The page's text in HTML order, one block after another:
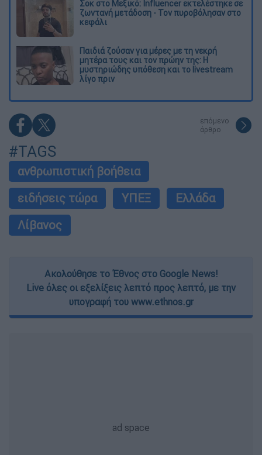
Σοκ στο Μεξικό: Influencer εκτελέστηκε σε
ζωντανή μετάδοση - Τον πυροβόλησαν στο
κεφάλι
Παιδιά ζούσαν για μέρες με τη νεκρή
μητέρα τους και τον πρώην της: Η
μυστηριώδης υπόθεση και το livestream
λίγο πριν
επόμενο
άρθρο
#TAGS
ανθρωπιστική βοήθεια
ειδήσεις τώρα
ΥΠΕΞ
Ελλάδα
Λίβανος
Ακολούθησε το Έθνος στο Google News!
Live όλες οι εξελίξεις λεπτό προς λεπτό, με την
υπογραφή του www.ethnos.gr